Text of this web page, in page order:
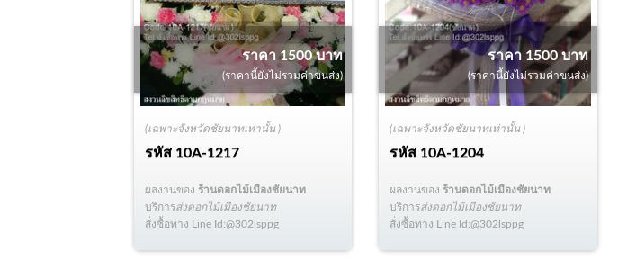
(เฉพาะจังหวัดชัยนาทเท่านั้น )
รหัส 10A-1217
ราคา 1500 บาท
(ราคานี้ยังไม่รวมค่าขนส่ง)
ผลงานของ ร้านดอกไม้เมืองชัยนาท
บริการส่งดอกไม้เมืองชัยนาท
สั่งซื้อทาง Line Id:@302lsppg
(เฉพาะจังหวัดชัยนาทเท่านั้น )
รหัส 10A-1204
ราคา 1500 บาท
(ราคานี้ยังไม่รวมค่าขนส่ง)
ผลงานของ ร้านดอกไม้เมืองชัยนาท
บริการส่งดอกไม้เมืองชัยนาท
สั่งซื้อทาง Line Id:@302lsppg